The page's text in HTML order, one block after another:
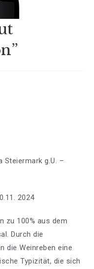
Steiermark g.U. –
2024
zu 100% aus dem
Durch die
die Weinreben eine
Typizität, die sich